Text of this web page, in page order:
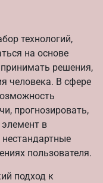
технологий,
на основе
решения,
человека. В сфере
прогнозировать,
в
нестандартные
пользователя.
подход к